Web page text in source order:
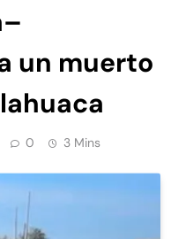
un muerto
0 3 Mins